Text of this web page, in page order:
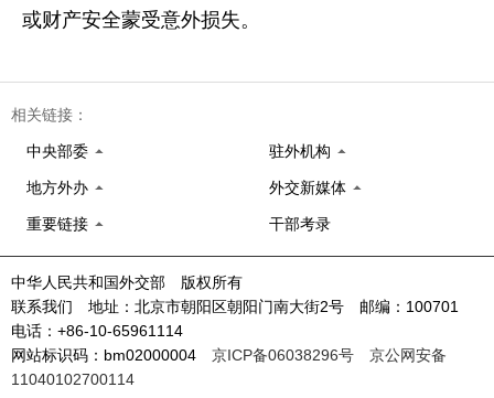
或财产安全蒙受意外损失。
相关链接：
中央部委 驻外机构
地方外办 外交新媒体
重要链接 干部考录
中华人民共和国外交部 版权所有
联系我们 地址：北京市朝阳区朝阳门南大街2号 邮编：100701
电话：+86-10-65961114
网站标识码：bm02000004 京ICP备06038296号
京公网安备
11040102700114